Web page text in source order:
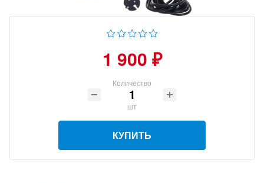
1 900 ₽
Количество
шт
КУПИТЬ